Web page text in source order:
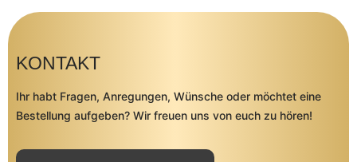
KONTAKT
Ihr habt Fragen, Anregungen, Wünsche oder möchtet eine
Bestellung aufgeben? Wir freuen uns von euch zu hören!